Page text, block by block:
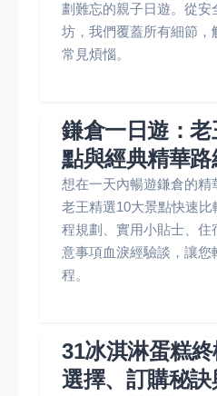
劃難忘的親子日遊。從安
坊，我們覆蓋所有細節，
常見煩惱。
鎌倉一日遊：
點與經典精華路
想在一天內暢遊鎌倉的精
老王精選10大景點快速
程規劃、實用小貼士、住
意事項血淚經驗談，讓您
程。
31冰淇淋蛋糕
選擇、訂購秘